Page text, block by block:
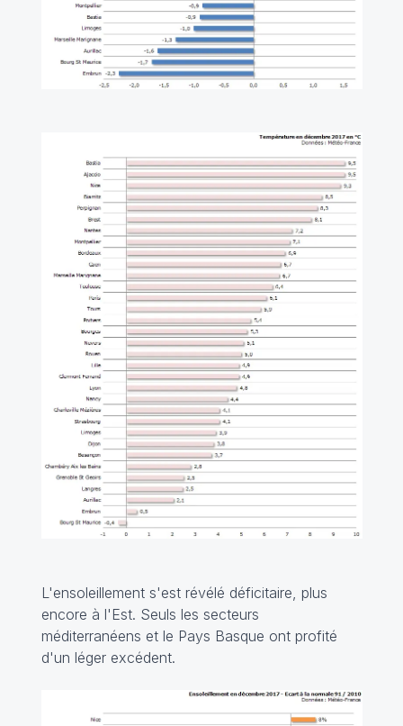
L'ensoleillement s'est révélé déficitaire, plus
encore à l'Est. Seuls les secteurs
méditerranéens et le Pays Basque ont profité
d'un léger excédent.